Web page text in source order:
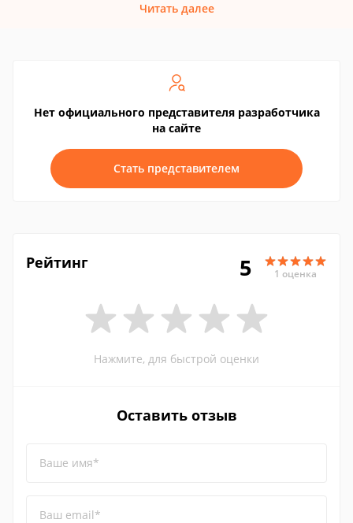
Читать далее
Нет официального представителя разработчика
на сайте
Стать представителем
Рейтинг 5 1 оценка
Нажмите, для быстрой оценки
Оставить отзыв
Ваше имя*
Ваш email*